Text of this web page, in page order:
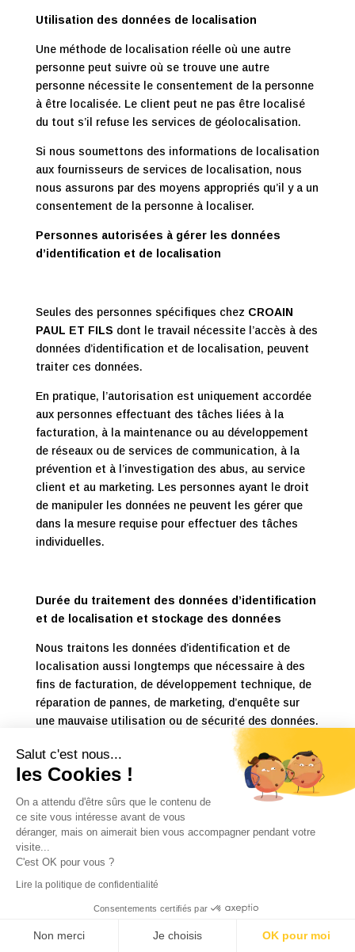
Utilisation des données de localisation
Une méthode de localisation réelle où une autre
personne peut suivre où se trouve une autre
personne nécessite le consentement de la personne
à être localisée. Le client peut ne pas être localisé
du tout s’il refuse les services de géolocalisation.
Si nous soumettons des informations de localisation
aux fournisseurs de services de localisation, nous
nous assurons par des moyens appropriés qu’il y a un
consentement de la personne à localiser.
Personnes autorisées à gérer les données
d’identification et de localisation
Seules des personnes spécifiques chez CROAIN
PAUL ET FILS dont le travail nécessite l’accès à des
données d’identification et de localisation, peuvent
traiter ces données.
En pratique, l’autorisation est uniquement accordée
aux personnes effectuant des tâches liées à la
facturation, à la maintenance ou au développement
de réseaux ou de services de communication, à la
prévention et à l’investigation des abus, au service
client et au marketing. Les personnes ayant le droit
de manipuler les données ne peuvent les gérer que
dans la mesure requise pour effectuer des tâches
individuelles.
Durée du traitement des données d’identification
et de localisation et stockage des données
Nous traitons les données d’identification et de
localisation aussi longtemps que nécessaire à des
fins de facturation, de développement technique, de
réparation de pannes, de marketing, d’enquête sur
une mauvaise utilisation ou de sécurité des données.
Cependant, la manipulation n’a lieu que dans la
mesure requise par les actions et sans
compromettre indûment la confidentialité d’un
Nous stockons les données requises de la
facturation pendant au moins un an à compter de la
date d’échéance de la facture et pour une période
n’excédant pas 10 ans à compter de la date
conserver les données pour une période plus longue.
lié à la collecte de la facture. Sinon, les données
Salut c'est nous...
les Cookies !
On a attendu d'être sûrs que le contenu de
ce site vous intéresse avant de vous
déranger, mais on aimerait bien vous accompagner pendant votre
visite...
C'est OK pour vous ?
Lire la politique de confidentialité
Consentements certifiés par
Non merci Je choisis OK pour moi